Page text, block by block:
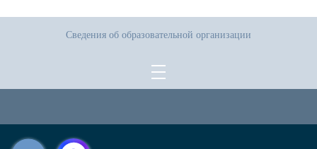
Сведения об образовательной организации